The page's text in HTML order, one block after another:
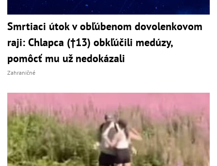
Smrtiaci útok v obľúbenom dovolenkovom
raji: Chlapca (†13) obkľúčili medúzy,
pomôcť mu už nedokázali
Zahraničné